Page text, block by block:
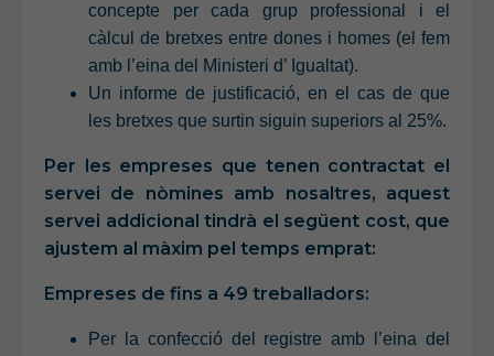
concepte per cada grup professional i el
càlcul de bretxes entre dones i homes (el fem
amb l’eina del Ministeri d’ Igualtat).
Un informe de justificació, en el cas de que
les bretxes que surtin siguin superiors al 25%.
Per les empreses que tenen contractat el
servei de nòmines amb nosaltres, aquest
servei addicional tindrà el següent cost, que
ajustem al màxim pel temps emprat:
Empreses de fins a 49 treballadors:
Per la confecció del registre amb l’eina del